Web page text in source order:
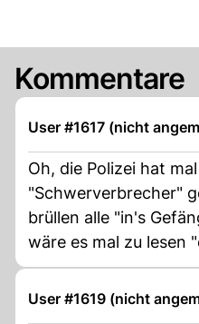
Kommentare
User #1617 (nicht
Oh, die Polizei hat
"Schwerverbrecher"
brüllen alle "in's
wäre es mal zu lesen
Drogenring
User #1619 (nicht